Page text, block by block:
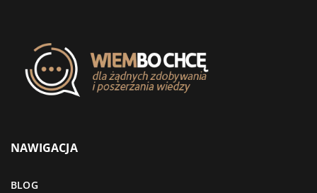
NAWIGACJA
BLOG